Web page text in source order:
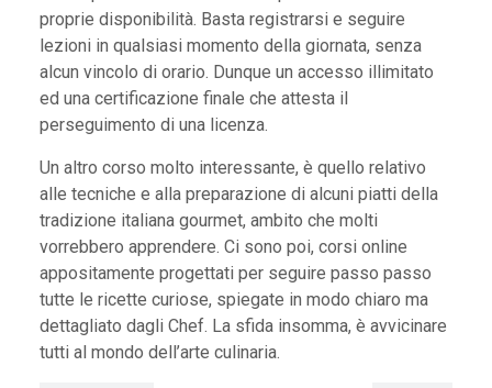
proprie disponibilità. Basta registrarsi e seguire
lezioni in qualsiasi momento della giornata, senza
alcun vincolo di orario. Dunque un accesso illimitato
ed una certificazione finale che attesta il
perseguimento di una licenza.
Un altro corso molto interessante, è quello relativo
alle tecniche e alla preparazione di alcuni piatti della
tradizione italiana gourmet, ambito che molti
vorrebbero apprendere. Ci sono poi, corsi online
appositamente progettati per seguire passo passo
tutte le ricette curiose, spiegate in modo chiaro ma
dettagliato dagli Chef. La sfida insomma, è avvicinare
tutti al mondo dell’arte culinaria.